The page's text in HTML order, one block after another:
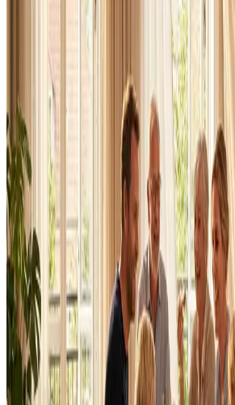
Dimensionering efter BR18 og AT-krav